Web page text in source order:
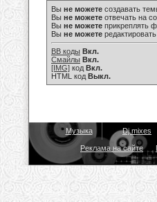
Вы не можете создавать
Вы не можете отвечать на
Вы не можете прикреплять
Вы не можете
BB коды Вкл.
Смайлы Вкл.
[IMG] код Вкл.
HTML код Выкл.
Музыка Dj mixes
Реклама на сайте